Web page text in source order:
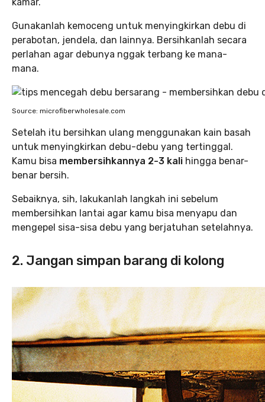
Gunakanlah kemoceng untuk menyingkirkan debu di
perabotan, jendela, dan lainnya. Bersihkanlah secara
perlahan agar debunya nggak terbang ke mana-
mana.
Source: microfiberwholesale.com
Setelah itu bersihkan ulang menggunakan kain basah
untuk menyingkirkan debu-debu yang tertinggal.
Kamu bisa membersihkannya 2-3 kali hingga benar-
benar bersih.
Sebaiknya, sih, lakukanlah langkah ini sebelum
membersihkan lantai agar kamu bisa menyapu dan
mengepel sisa-sisa debu yang berjatuhan setelahnya.
2. Jangan simpan barang di kolong